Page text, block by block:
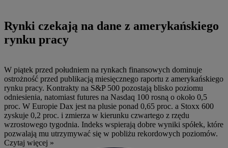
Rynki czekają na dane z amerykańskiego
rynku pracy
W piątek przed południem na rynkach finansowych dominuje
ostrożność przed publikacją miesięcznego raportu z amerykańskiego
rynku pracy. Kontrakty na S&P 500 pozostają blisko poziomu
odniesienia, natomiast futures na Nasdaq 100 rosną o około 0,5
proc. W Europie Dax jest na plusie ponad 0,65 proc. a Stoxx 600
zyskuje 0,2 proc. i zmierza w kierunku czwartego z rzędu
wzrostowego tygodnia. Indeks wspierają dobre wyniki spółek, które
pozwalają mu utrzymywać się w pobliżu rekordowych poziomów.
Czytaj więcej »